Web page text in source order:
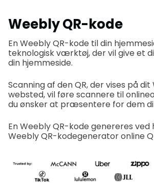
Weebly QR-kode
En Weebly QR-kode til din
teknologisk værktøj, der vil give et
din hjemmeside.
Scanning af den QR, der vises på
websted, vil føre scannere til
du ønsker at præsentere for dem
En Weebly QR-kode genereres
Weebly QR-kodegenerator online